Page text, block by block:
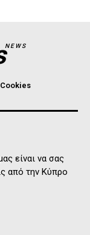
NEWS
Cookies
είναι να σας
από την Κύπρο